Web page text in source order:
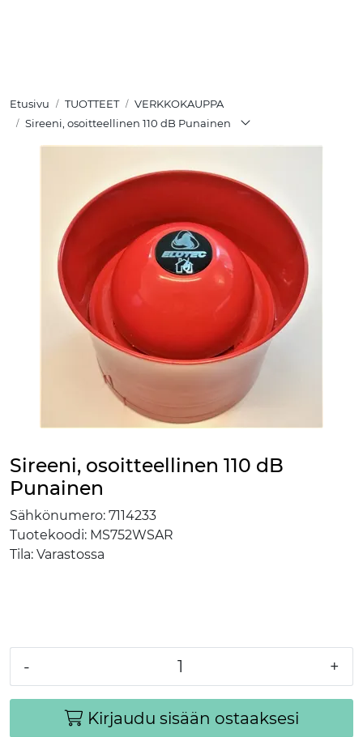
Etusivu TUOTTEET
VERKKOKAUPPA
Sireeni, osoitteellinen 110 dB Punainen
Sireeni, osoitteellinen 110 dB
Punainen
Sähkönumero: 7114233
Tuotekoodi: MS752WSAR
Tila: Varastossa
- +
Kirjaudu sisään ostaaksesi
RATKAISUT
YHTEYSTIEDOT
VERKKOKAUPPA